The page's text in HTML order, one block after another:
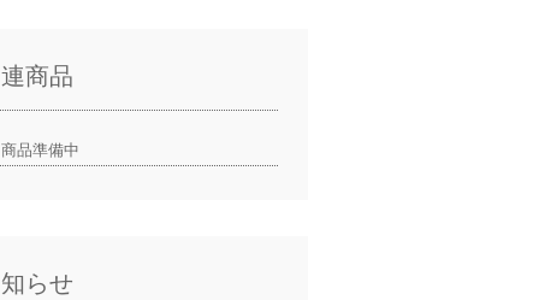
商品
商品準備中
らせ